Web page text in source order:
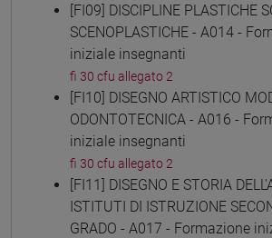
[FI09] DISCIPLINE PLASTICHE
SCENOPLASTICHE - A014 -
iniziale insegnanti
fi 30 cfu allegato 2
[FI10] DISEGNO ARTISTICO
ODONTOTECNICA - A016 -
iniziale insegnanti
fi 30 cfu allegato 2
[FI11] DISEGNO E STORIA
ISTITUTI DI ISTRUZIONE
GRADO - A017 - Formazione